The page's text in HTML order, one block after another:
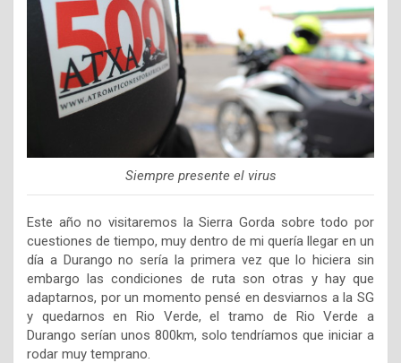
Siempre presente el virus
Este año no visitaremos la Sierra Gorda sobre todo por
cuestiones de tiempo, muy dentro de mi quería llegar en un
día a Durango no sería la primera vez que lo hiciera sin
embargo las condiciones de ruta son otras y hay que
adaptarnos, por un momento pensé en desviarnos a la SG
y quedarnos en Rio Verde, el tramo de Rio Verde a
Durango serían unos 800km, solo tendríamos que iniciar a
rodar muy temprano.